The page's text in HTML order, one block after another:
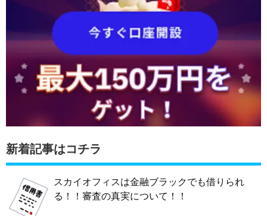
新着記事はコチラ
スカイオフィスは金融ブラックでも借りられ
る！！審査の真実について！！